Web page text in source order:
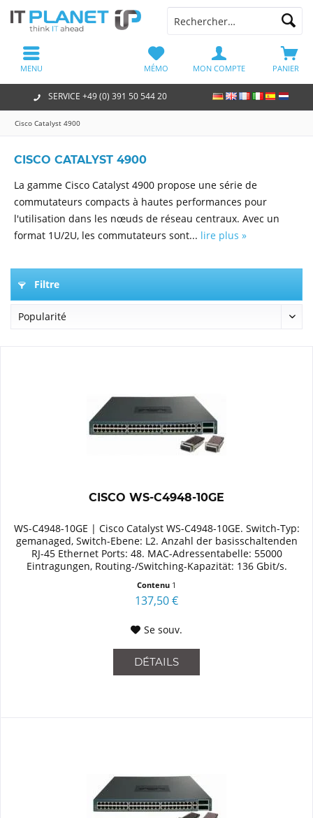
SERVICE +49 (0) 391 50 544 20
PANIER
MÉMO MON COMPTE
MENU
Cisco Catalyst 4900
CISCO CATALYST 4900
La gamme Cisco Catalyst 4900 propose une série de
commutateurs compacts à hautes performances pour
l'utilisation dans les nœuds de réseau centraux. Avec un
format 1U/2U, les commutateurs sont... lire plus »
Filtre
CISCO WS-C4948-10GE
WS-C4948-10GE | Cisco Catalyst WS-C4948-10GE. Switch-Typ:
gemanaged, Switch-Ebene: L2. Anzahl der basisschaltenden
RJ-45 Ethernet Ports: 48. MAC-Adressentabelle: 55000
Eintragungen, Routing-/Switching-Kapazität: 136 Gbit/s.
Contenu 1
137,50 €
Se souv.
DÉTAILS